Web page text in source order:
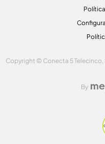
Copyright © Conecta 5 Telecinco,
By